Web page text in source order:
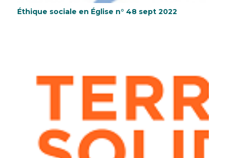
Éthique sociale en Église n° 48 sept 2022